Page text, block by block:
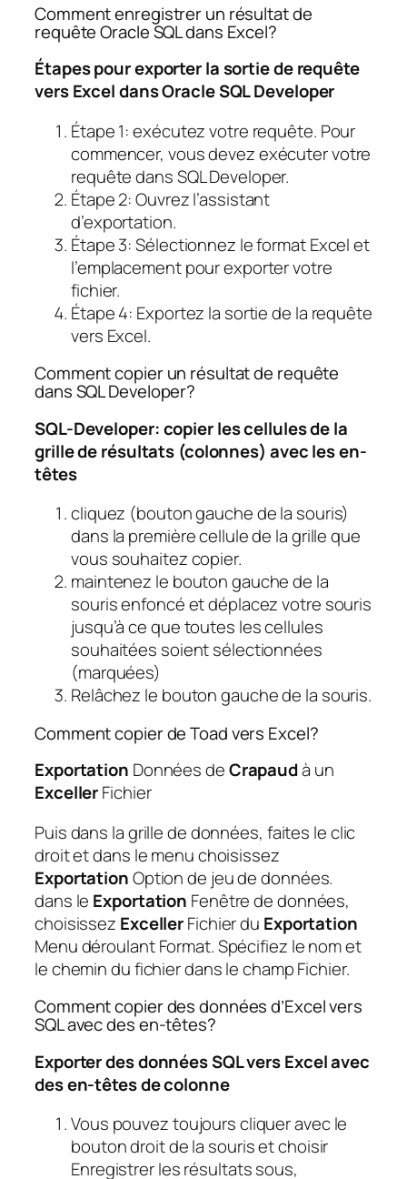
Comment enregistrer un résultat de
requête Oracle SQL dans Excel?
Étapes pour exporter la sortie de requête
vers Excel dans Oracle SQL Developer
Étape 1: exécutez votre requête. Pour
commencer, vous devez exécuter votre
requête dans SQL Developer.
Étape 2: Ouvrez l’assistant
d’exportation.
Étape 3: Sélectionnez le format Excel et
l’emplacement pour exporter votre
fichier.
Étape 4: Exportez la sortie de la requête
vers Excel.
Comment copier un résultat de requête
dans SQL Developer?
SQL-Developer: copier les cellules de la
grille de résultats (colonnes) avec les en-
têtes
cliquez (bouton gauche de la souris)
dans la première cellule de la grille que
vous souhaitez copier.
maintenez le bouton gauche de la
souris enfoncé et déplacez votre souris
jusqu’à ce que toutes les cellules
souhaitées soient sélectionnées
(marquées)
Relâchez le bouton gauche de la souris.
Comment copier de Toad vers Excel?
Exportation Données deCrapaudà un
ExcellerFichier
Puis dans la grille de données, faites le clic
droit et dans le menu choisissez
ExportationOption de jeu de données.
dans le Exportation Fenêtre de données,
choisissez ExcellerFichier du Exportation
Menu déroulant Format. Spécifiez le nom et
le chemin du fichier dans le champ Fichier.
Comment copier des données d’Excel vers
SQL avec des en-têtes?
Exporter des données SQL vers Excel avec
des en-têtes de colonne
Vous pouvez toujours cliquer avec le
bouton droit de la souris et choisir
Enregistrer les résultats sous,